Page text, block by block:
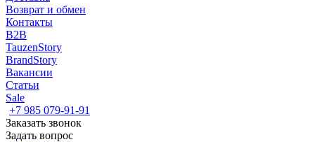
Возврат и обмен
Контакты
B2B
TauzenStory
BrandStory
Вакансии
Статьи
Sale
+7 985 079-91-91
Заказать звонок
Задать вопрос